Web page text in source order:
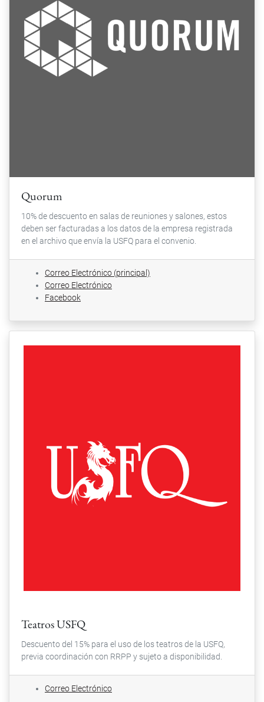
Quorum
10% de descuento en salas de reuniones y salones, estos
deben ser facturadas a los datos de la empresa registrada
en el archivo que envía la USFQ para el convenio.
Correo Electrónico (principal)
Correo Electrónico
Facebook
Teatros USFQ
Descuento del 15% para el uso de los teatros de la USFQ,
previa coordinación con RRPP y sujeto a disponibilidad.
Correo Electrónico